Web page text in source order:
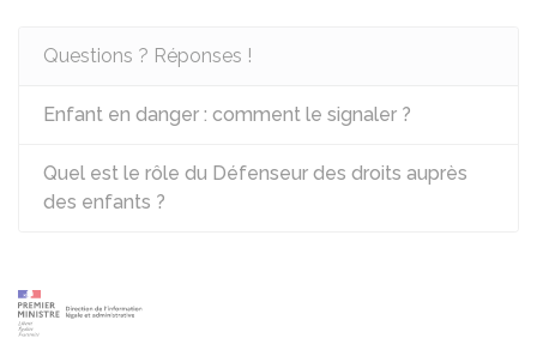
Questions ? Réponses !
Enfant en danger : comment le signaler ?
Quel est le rôle du Défenseur des droits auprès
des enfants ?